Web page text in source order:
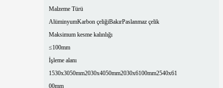
Malzeme Türü
AlüminyumKarbon çeliğiBakırPaslanmaz çelik
Maksimum kesme kalınlığı
≤100mm
İşleme alanı
1530x3050mm2030x4050mm2030x6100mm2540x61
00mm